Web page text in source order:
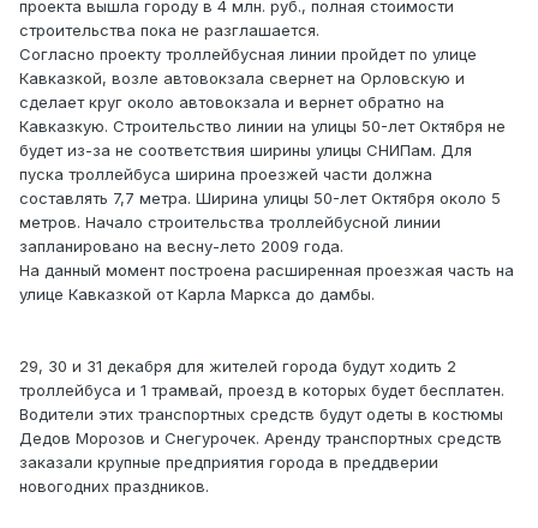
проекта вышла городу в 4 млн. руб., полная стоимости
строительства пока не разглашается.
Согласно проекту троллейбусная линии пройдет по улице
Кавказкой, возле автовокзала свернет на Орловскую и
сделает круг около автовокзала и вернет обратно на
Кавказкую. Строительство линии на улицы 50-лет Октября не
будет из-за не соответствия ширины улицы СНИПам. Для
пуска троллейбуса ширина проезжей части должна
составлять 7,7 метра. Ширина улицы 50-лет Октября около 5
метров. Начало строительства троллейбусной линии
запланировано на весну-лето 2009 года.
На данный момент построена расширенная проезжая часть на
улице Кавказкой от Карла Маркса до дамбы.
29, 30 и 31 декабря для жителей города будут ходить 2
троллейбуса и 1 трамвай, проезд в которых будет бесплатен.
Водители этих транспортных средств будут одеты в костюмы
Дедов Морозов и Снегурочек. Аренду транспортных средств
заказали крупные предприятия города в преддверии
новогодних праздников.